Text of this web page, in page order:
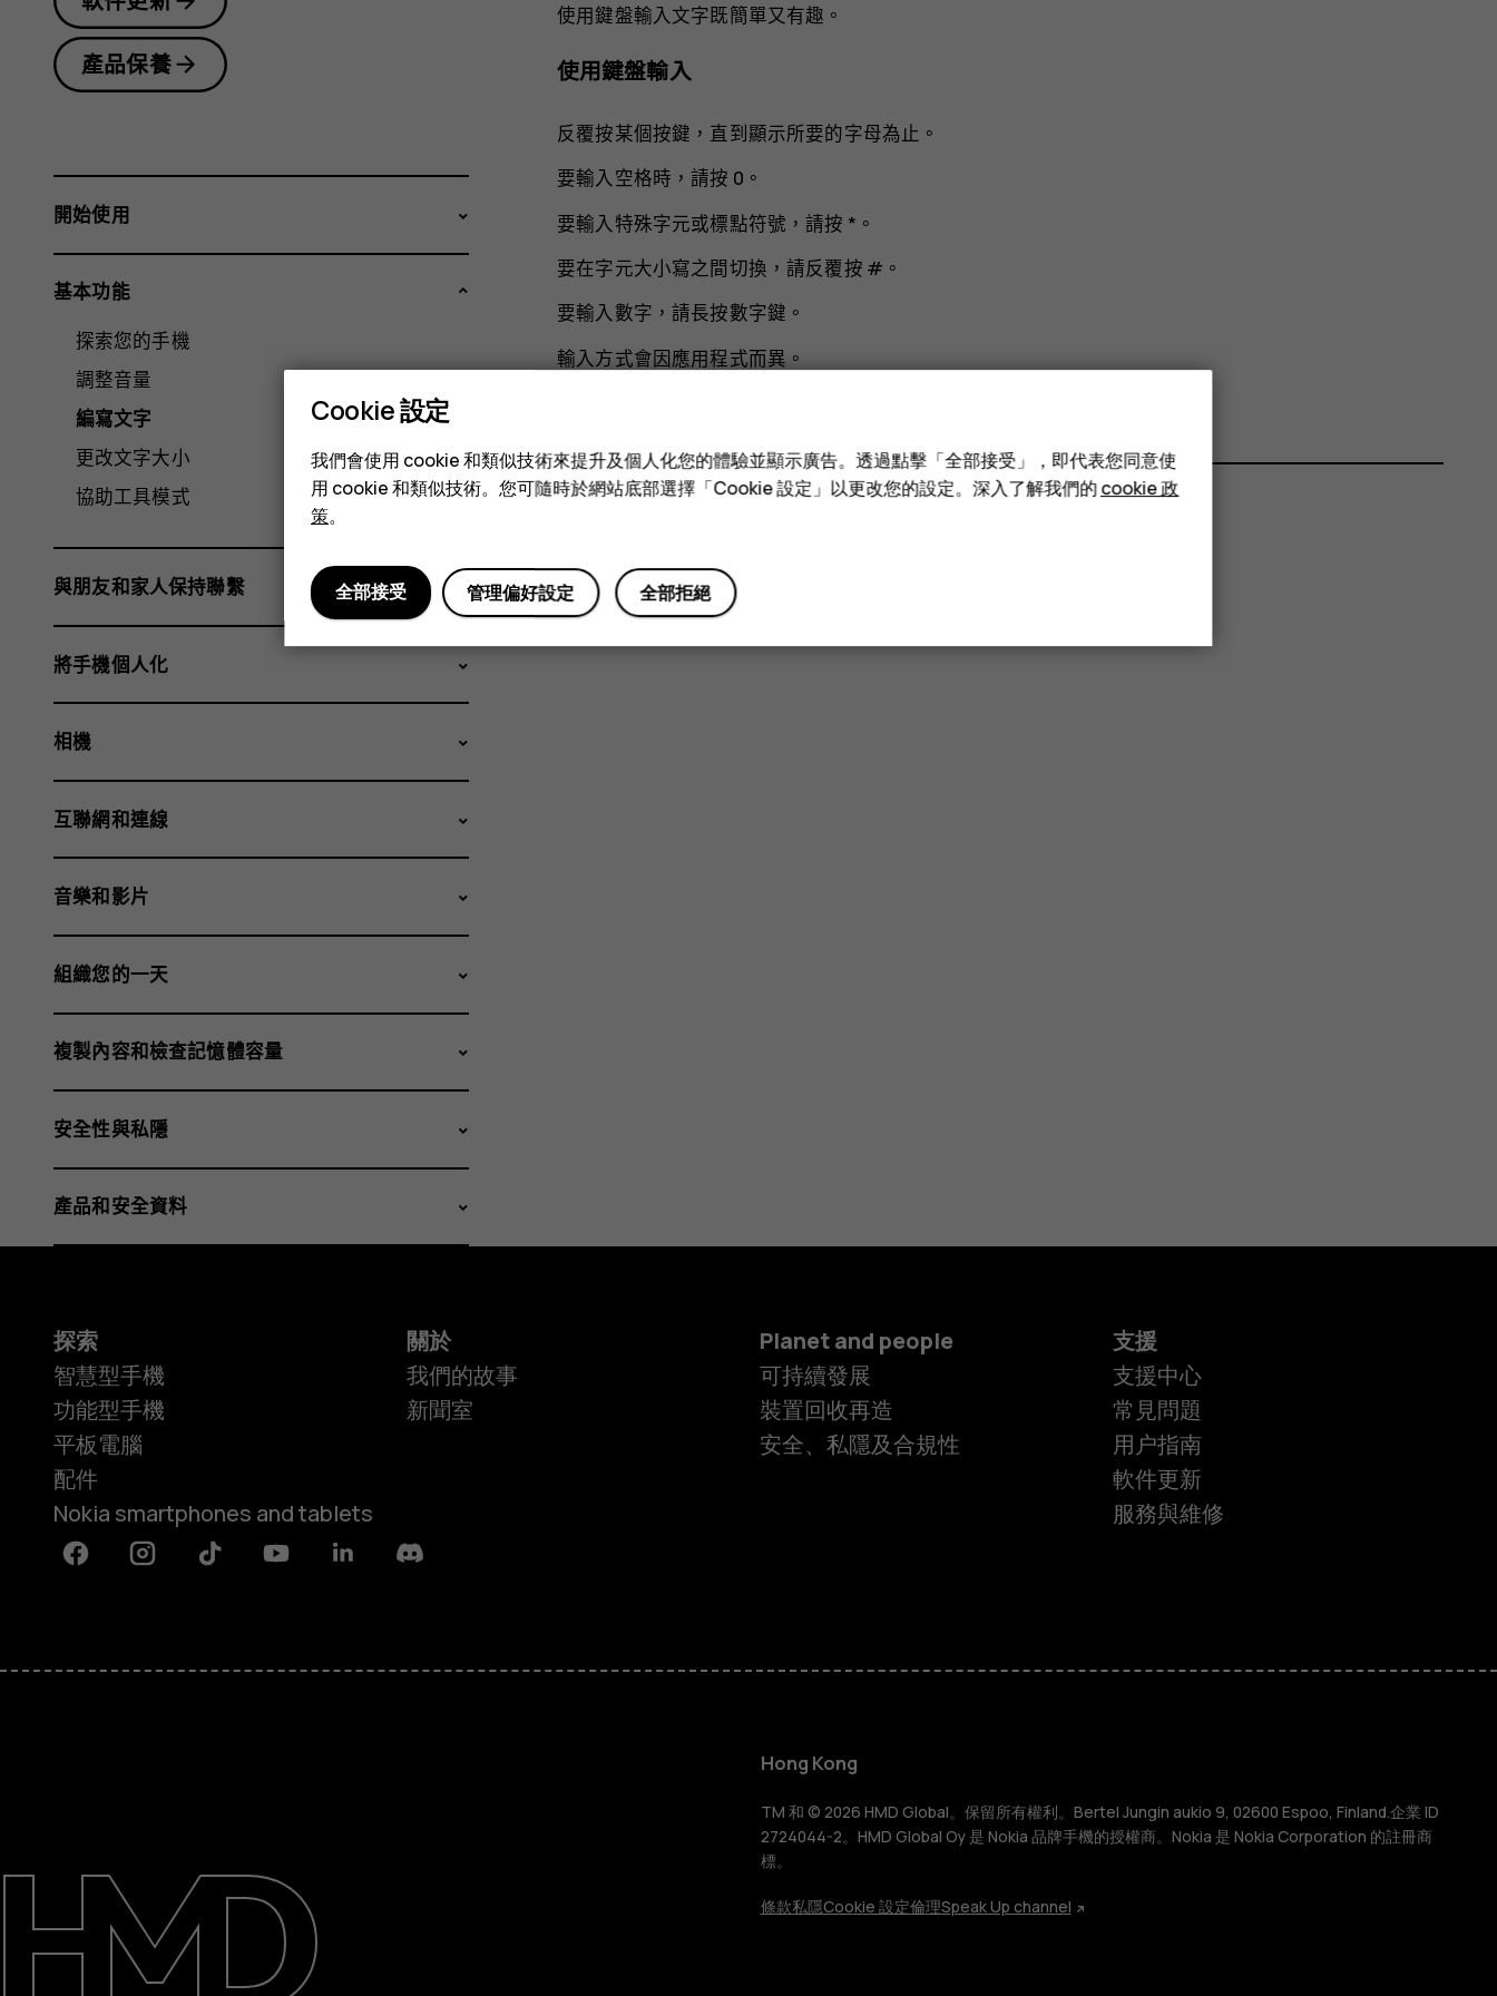
智慧型手機
功能型手機
配件
平板電腦
Hong Kong
使用鍵盤輸入文字既簡單又有趣。
使用鍵盤輸入
反覆按某個按鍵，直到顯示所要的字母為止。
要輸入空格時，請按 0 。
要輸入特殊字元或標點符號，請按 * 。
要在字元大小寫之間切換，請反覆按 # 。
要輸入數字，請長按數字鍵。
輸入方式會因應用程式而異。
是 否
產品保養
開始使用
基本功能
探索您的手機
調整音量
編寫文字
更改文字大小
協助工具模式
與朋友和家人保持聯繫
將手機個人化
相機
互聯網和連線
音樂和影片
組織您的一天
複製內容和檢查記憶體容量
安全性與私隱
產品和安全資料
探索
智慧型手機
功能型手機
平板電腦
配件
Nokia smartphones and tablets
關於
我們的故事
新聞室
Planet and people
可持續發展
裝置回收再造
安全、私隱及合規性
支援
支援中心
常見問題
用户指南
軟件更新
服務與維修
FacebookInstagramTiktok YoutubeLinkedinDiscord
Hong Kong
TM 和 © 2026 HMD Global。保留所有權利。Bertel Jungin aukio 9, 02600 Espoo, Finland.企業 ID
2724044-2。HMD Global Oy 是 Nokia 品牌手機的授權商。Nokia 是 Nokia Corporation 的註冊商
標。
條款私隱Cookie 設定倫理Speak Up channel
Cookie 設定
我們會使用 cookie 和類似技術來提升及個人化您的體驗並顯示廣告。透過點擊「全部接受」，即代表您同意使
用 cookie 和類似技術。您可隨時於網站底部選擇「Cookie 設定」以更改您的設定。深入了解我們的cookie 政
策。
全部拒絕
管理偏好設定
全部接受